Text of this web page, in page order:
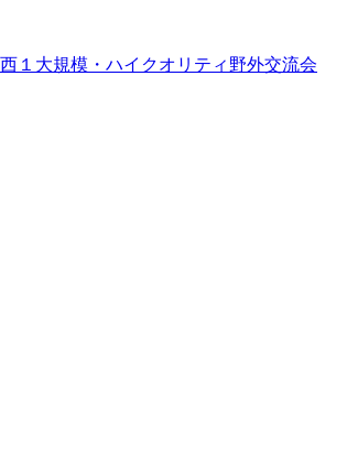
１大規模・ハイクオリティ野外交流会